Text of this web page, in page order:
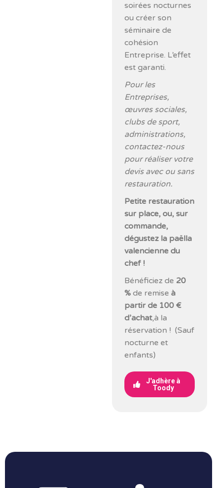
soirées nocturnes
ou créer son
séminaire de
cohésion
Entreprise. L’effet
est garanti.
Pour les
Entreprises,
œuvres sociales,
clubs de sport,
administrations,
contactez-nous
pour réaliser votre
devis avec ou sans
restauration.
Petite restauration
sur place, ou, sur
commande,
dégustez la paëlla
valencienne du
chef !
Bénéficiez de 20
% de remise à
partir de 100 €
d’achat,à la
réservation ! (Sauf
nocturne et
enfants)
J'adhère à
Toody